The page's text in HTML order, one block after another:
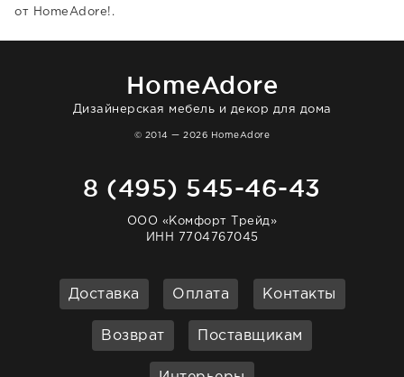
от HomeAdore!.
HomeAdore
Дизайнерская мебель и декор для дома
© 2014 — 2026 HomeAdore
8 (495) 545-46-43
ООО «Комфорт Трейд»
ИНН 7704767045
Доставка Оплата Контакты
Возврат Поставщикам